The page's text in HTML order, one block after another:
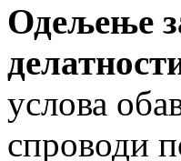
Одељење
услова
спроводи